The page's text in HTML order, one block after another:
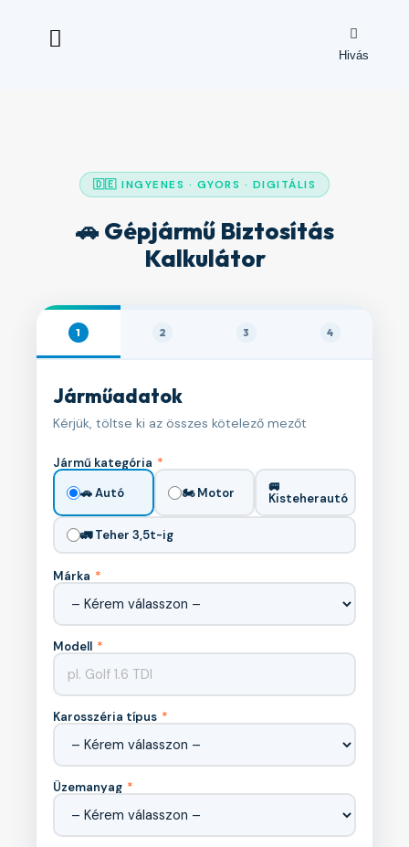
Hivás
🇩🇪 INGYENES · GYORS · DIGITÁLIS
🚗 Gépjármű Biztosítás
Kalkulátor
1 2 3 4
Járműadatok
Kérjük, töltse ki az összes kötelező mezőt
Jármű kategória *
🚗 Autó
🏍️ Motor 🚐
Kisteherautó
🚛 Teher 3,5t-ig
Márka *
Modell *
Karosszéria típus *
Üzemanyag *